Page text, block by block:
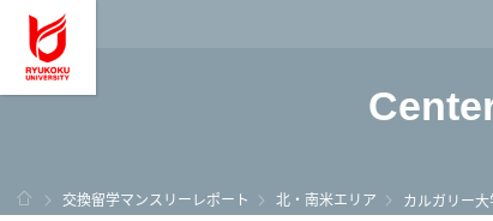
龍谷大学
ホーム
交換留学マンスリーレポート 北・南米エリア カルガリー大